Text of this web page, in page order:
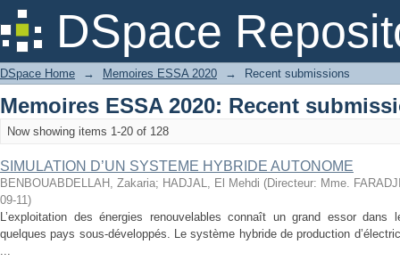
DSpace
Recently added
DSpace Home → Memoires ESSA 2020 → Recent submissions
Memoires ESSA 2020: Recent
Now showing items 1-20 of 128
SIMULATION D’UN SYSTEME HYBRIDE AUTONOME
BENBOUABDELLAH, Zakaria; HADJAL, El Mehdi (Directeur: Mme.
09-11)
L’exploitation des énergies renouvelables connaît un grand essor
quelques pays sous-développés. Le système hybride de production
...